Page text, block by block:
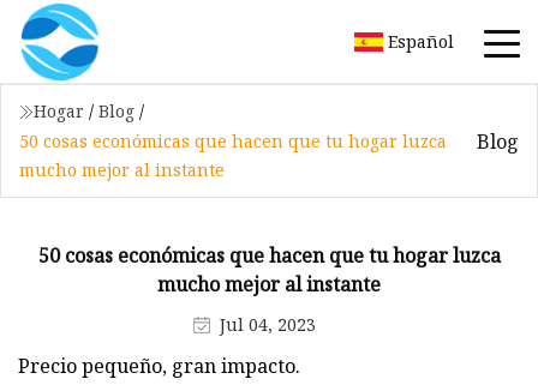
Español
Hogar / Blog /
50 cosas económicas que hacen que tu hogar luzca
mucho mejor al instante
Blog
50 cosas económicas que hacen que tu hogar luzca
mucho mejor al instante
Jul 04, 2023
Precio pequeño, gran impacto.